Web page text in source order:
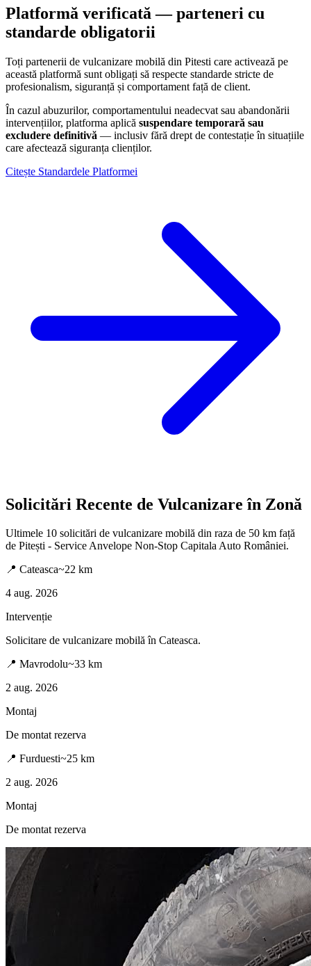
Platformă verificată — parteneri cu
standarde obligatorii
Toți partenerii de vulcanizare mobilă din Pitesti care activează pe
această platformă sunt obligați să respecte standarde stricte de
profesionalism, siguranță și comportament față de client.
În cazul abuzurilor, comportamentului neadecvat sau abandonării
intervențiilor, platforma aplică suspendare temporară sau
excludere definitivă — inclusiv fără drept de contestație în situațiile
care afectează siguranța clienților.
Citește Standardele Platformei
Solicitări Recente de Vulcanizare în Zonă
Ultimele 10 solicitări de vulcanizare mobilă din raza de 50 km față
de Pitești - Service Anvelope Non-Stop Capitala Auto României.
📍 Cateasca~22 km
4 aug. 2026
Intervenție
Solicitare de vulcanizare mobilă în Cateasca.
📍 Mavrodolu~33 km
2 aug. 2026
Montaj
De montat rezerva
📍 Furduesti~25 km
2 aug. 2026
Montaj
De montat rezerva